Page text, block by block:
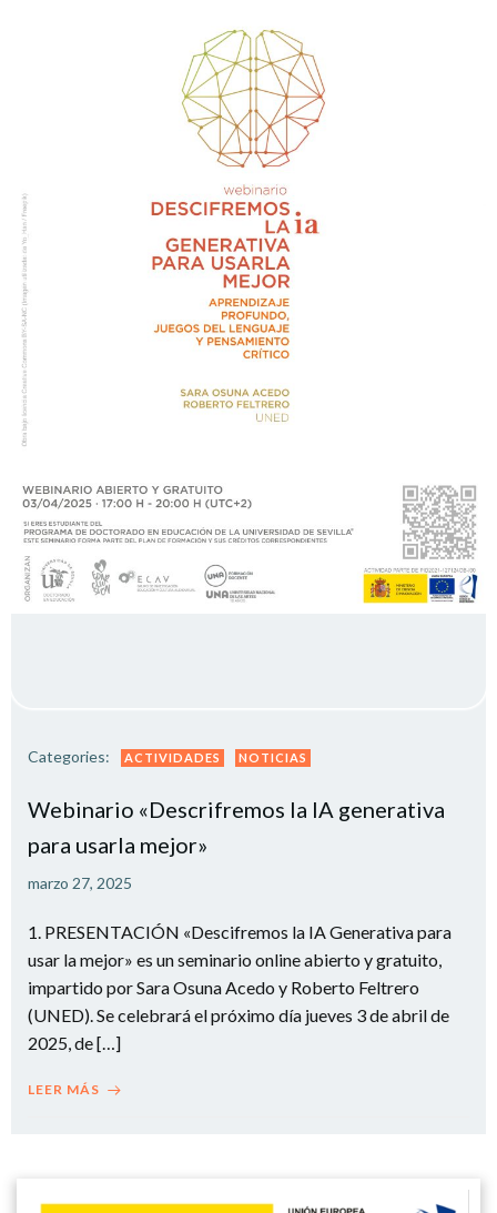
Categories: ACTIVIDADES NOTICIAS
Webinario «Descrifremos la IA generativa
para usarla mejor»
marzo 27, 2025
1. PRESENTACIÓN «Descifremos la IA Generativa para
usar la mejor» es un seminario online abierto y gratuito,
impartido por Sara Osuna Acedo y Roberto Feltrero
(UNED). Se celebrará el próximo día jueves 3 de abril de
2025, de […]
LEER MÁS